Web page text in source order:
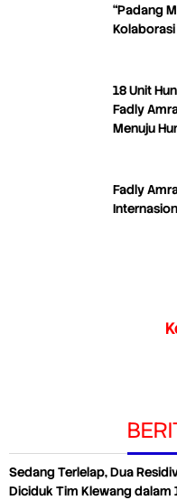
“Padang
18 Unit
Fadly
Menuju
Fadly
Sedang Terlelap, Dua
Diciduk Tim Klewang dalam